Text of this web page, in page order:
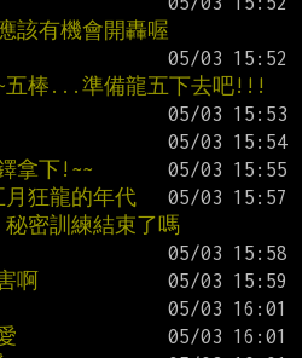
該有機會開轟喔
五棒...準備龍五下去吧!!!
拿下!~~
狂龍的年代
密訓練結束了嗎
啊